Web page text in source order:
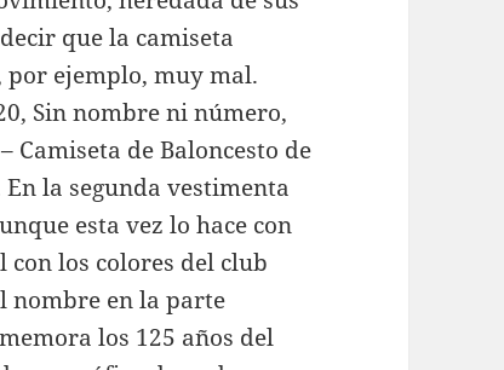
que la camiseta
por ejemplo, muy mal.
Sin nombre ni número,
Camiseta de Baloncesto de
la segunda vestimenta
esta vez lo hace con
los colores del club
nombre en la parte
los 125 años del